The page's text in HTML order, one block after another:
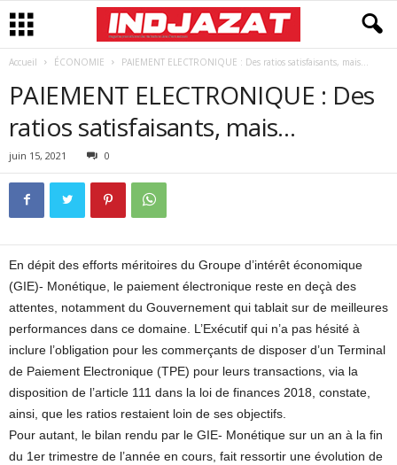
Accueil ÉCONOMIE PAIEMENT ELECTRONIQUE : Des ratios satisfaisants, mais…
PAIEMENT ELECTRONIQUE : Des
ratios satisfaisants, mais…
juin 15, 2021 0
En dépit des efforts méritoires du Groupe d’intérêt économique
(GIE)- Monétique, le paiement électronique reste en deçà des
attentes, notamment du Gouvernement qui tablait sur de meilleures
performances dans ce domaine. L’Exécutif qui n’a pas hésité à
inclure l’obligation pour les commerçants de disposer d’un Terminal
de Paiement Electronique (TPE) pour leurs transactions, via la
disposition de l’article 111 dans la loi de finances 2018, constate,
ainsi, que les ratios restaient loin de ses objectifs.
Pour autant, le bilan rendu par le GIE- Monétique sur un an à la fin
du 1er trimestre de l’année en cours, fait ressortir une évolution de